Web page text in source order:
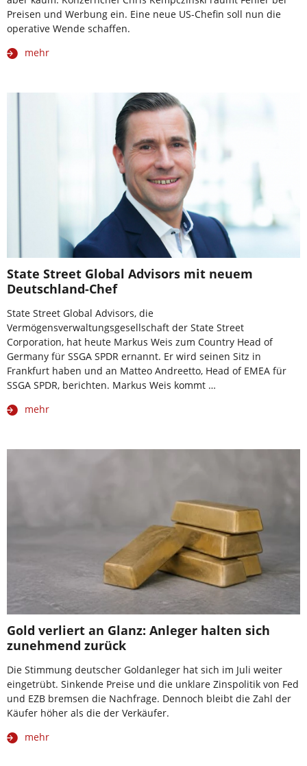
Preisen und Werbung ein. Eine neue US-Chefin soll nun die
operative Wende schaffen.
mehr
State Street Global Advisors mit neuem
Deutschland-Chef
State Street Global Advisors, die
Vermögensverwaltungsgesellschaft der State Street
Corporation, hat heute Markus Weis zum Country Head of
Germany für SSGA SPDR ernannt. Er wird seinen Sitz in
Frankfurt haben und an Matteo Andreetto, Head of EMEA für
SSGA SPDR, berichten. Markus Weis kommt …
mehr
Gold verliert an Glanz: Anleger halten sich
zunehmend zurück
Die Stimmung deutscher Goldanleger hat sich im Juli weiter
eingetrübt. Sinkende Preise und die unklare Zinspolitik von Fed
und EZB bremsen die Nachfrage. Dennoch bleibt die Zahl der
Käufer höher als die der Verkäufer.
mehr